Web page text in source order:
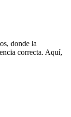
donde la
correcta. Aquí,